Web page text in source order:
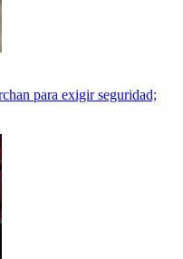
para exigir seguridad;